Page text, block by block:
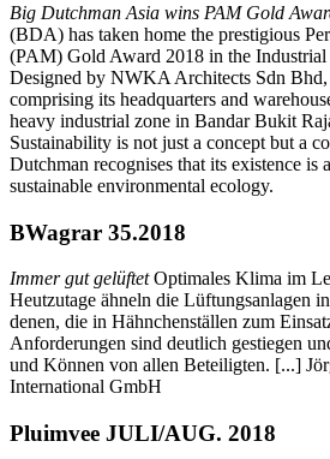
Big Dutchman Asia wins PAM Gold
(BDA) has taken home the prestigious
(PAM) Gold Award 2018 in the
Designed by NWKA Architects Sdn
comprising its headquarters and
heavy industrial zone in Bandar Bukit
Sustainability is not just a concept but a
Dutchman recognises that its existence is
sustainable environmental ecology.
BWagrar 35.2018
Immer gut gelüftetOptimales Klima im
Heutzutage ähneln die Lüftungsanlagen
denen, die in Hähnchenställen zum
Anforderungen sind deutlich gestiegen
und Können von allen Beteiligten. [...]
International GmbH
Pluimvee JULI/AUG. 2018